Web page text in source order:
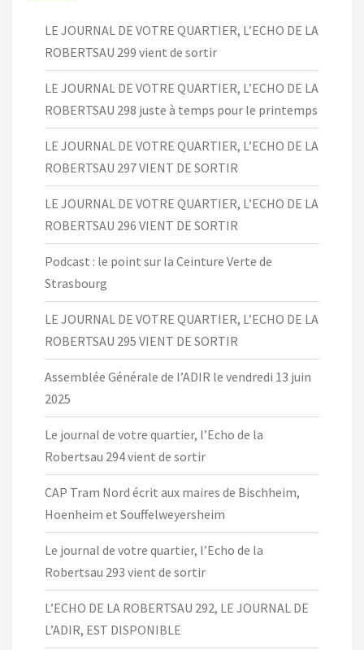
LE JOURNAL DE VOTRE QUARTIER, L’ECHO DE LA
ROBERTSAU 299 vient de sortir
LE JOURNAL DE VOTRE QUARTIER, L’ECHO DE LA
ROBERTSAU 298 juste à temps pour le printemps
LE JOURNAL DE VOTRE QUARTIER, L’ECHO DE LA
ROBERTSAU 297 VIENT DE SORTIR
LE JOURNAL DE VOTRE QUARTIER, L’ECHO DE LA
ROBERTSAU 296 VIENT DE SORTIR
Podcast : le point sur la Ceinture Verte de
Strasbourg
LE JOURNAL DE VOTRE QUARTIER, L’ECHO DE LA
ROBERTSAU 295 VIENT DE SORTIR
Assemblée Générale de l’ADIR le vendredi 13 juin
2025
Le journal de votre quartier, l’Echo de la
Robertsau 294 vient de sortir
CAP Tram Nord écrit aux maires de Bischheim,
Hoenheim et Souffelweyersheim
Le journal de votre quartier, l’Echo de la
Robertsau 293 vient de sortir
L’ECHO DE LA ROBERTSAU 292, LE JOURNAL DE
L’ADIR, EST DISPONIBLE